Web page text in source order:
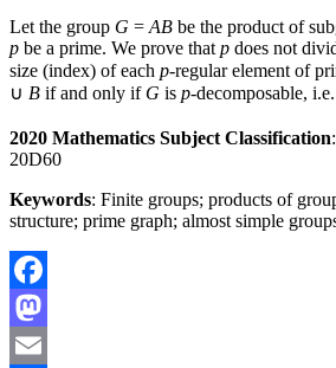
Let the group G = AB be the product of
p be a prime. We prove that p does not
size (index) of each p-regular element of
∪ B if and only if G is p-decomposable, i.e.
2020 Mathematics Subject Classification
20D60
Keywords: Finite groups; products of
structure; prime graph; almost simple
Facebook
Mastodon